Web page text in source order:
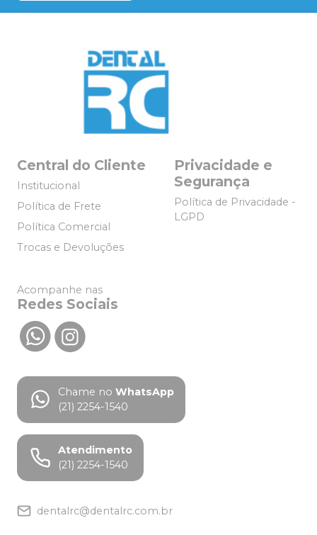
Central do Cliente
Institucional
Política de Frete
Política Comercial
Trocas e Devoluções
Privacidade e
Segurança
Política de Privacidade -
LGPD
Acompanhe nas
Redes Sociais
Chame no WhatsApp
(21) 2254-1540
Atendimento
(21) 2254-1540
dentalrc@dentalrc.com.br